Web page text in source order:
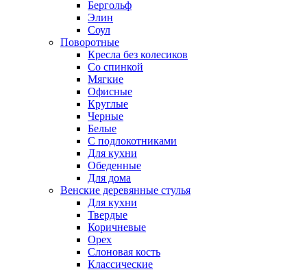
Бергольф
Элин
Соул
Поворотные
Кресла без колесиков
Со спинкой
Мягкие
Офисные
Круглые
Черные
Белые
С подлокотниками
Для кухни
Обеденные
Для дома
Венские деревянные стулья
Для кухни
Твердые
Коричневые
Орех
Слоновая кость
Классические